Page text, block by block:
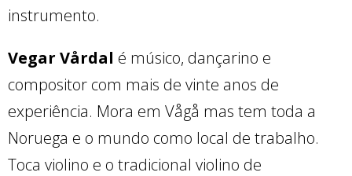
instrumento.
Vegar Vårdal é músico, dançarino e
compositor com mais de vinte anos de
experiência. Mora em Vågå mas tem toda a
Noruega e o mundo como local de trabalho.
Toca violino e o tradicional violino de